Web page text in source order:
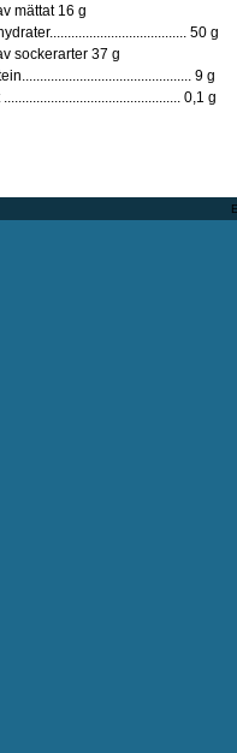
mättat 16 g
50 g
sockerarter 37 g
9 g
0,1 g